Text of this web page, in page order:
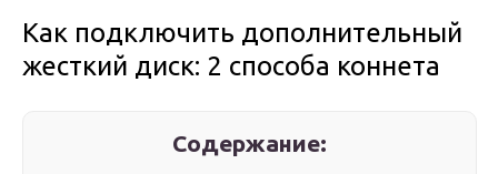
Как подключить дополнительный
жесткий диск: 2 способа коннета
Содержание: